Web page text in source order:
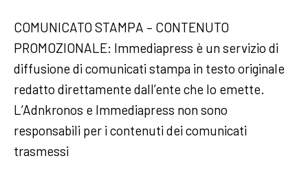
COMUNICATO STAMPA – CONTENUTO
PROMOZIONALE: Immediapress è un servizio di
diffusione di comunicati stampa in testo originale
redatto direttamente dall’ente che lo emette.
L’Adnkronos e Immediapress non sono
responsabili per i contenuti dei comunicati
trasmessi